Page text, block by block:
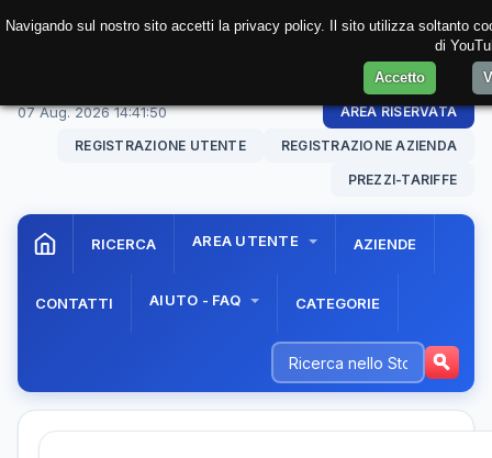
07 Aug. 202614:41:50 AREA RISERVATA
REGISTRAZIONE UTENTE REGISTRAZIONE AZIENDA
PREZZI-TARIFFE
RICERCA AREA UTENTE AZIENDE
CONTATTI AIUTO - FAQ CATEGORIE
Navigando sul nostro sito accetti la privacy policy. Il sito utilizza soltanto
di
Accetto